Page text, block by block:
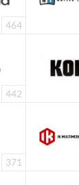
464
442
371